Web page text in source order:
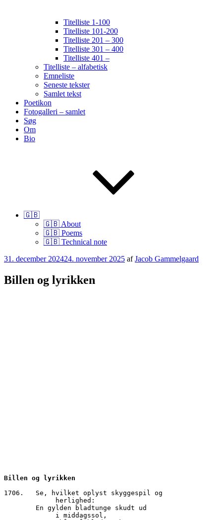
Titelliste 1-100
Titelliste 101-200
Titelliste 201 – 300
Titelliste 301 – 400
Titelliste 401 –
Titelliste – alfabetisk
Emneliste
Seneste tekster
Samlet tekst
Poetikon
Fotogalleri – samlet
Søg
Om
Bio
🇬🇧
🇬🇧 About
🇬🇧 Poems
🇬🇧 Technical note
Udgivet
31. december 202424. november 2025 afJacob Gammelgaard
Billen og lyrikken
Billen og lyrikken
1706.	Se, hvilket oplyst skyggespil og
	     herlighed:
        En gylden bladtunge skudt ud
	     i middagssol,